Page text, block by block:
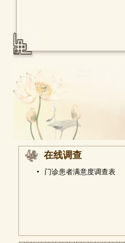
在线调查
• 门诊患者满意度调查表